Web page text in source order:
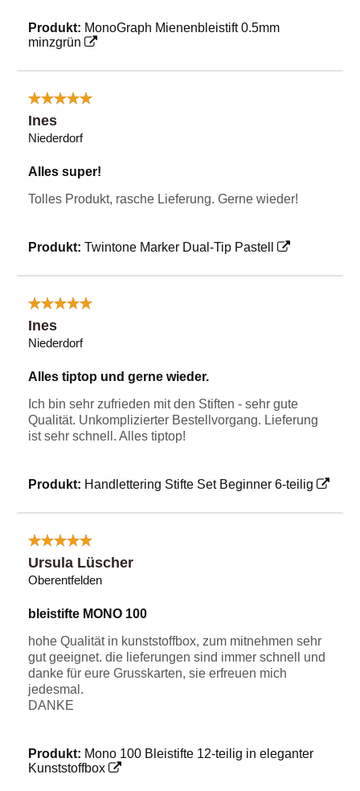
Produkt: MonoGraph Mienenbleistift 0.5mm
minzgrün
Ines
Niederdorf
Alles super!
Tolles Produkt, rasche Lieferung. Gerne wieder!
Produkt: Twintone Marker Dual-Tip Pastell
Ines
Niederdorf
Alles tiptop und gerne wieder.
Ich bin sehr zufrieden mit den Stiften - sehr gute
Qualität. Unkomplizierter Bestellvorgang. Lieferung
ist sehr schnell. Alles tiptop!
Produkt: Handlettering Stifte Set Beginner 6-teilig
Ursula Lüscher
Oberentfelden
bleistifte MONO 100
hohe Qualität in kunststoffbox, zum mitnehmen sehr
gut geeignet. die lieferungen sind immer schnell und
danke für eure Grusskarten, sie erfreuen mich
jedesmal.
DANKE
Produkt: Mono 100 Bleistifte 12-teilig in eleganter
Kunststoffbox